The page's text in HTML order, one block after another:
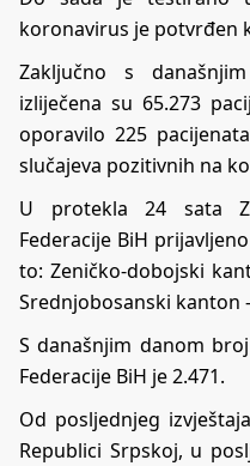
koronavirus je potvrđen
Zaključno s
izliječena su 65.273
oporavilo 225
slučajeva pozitivnih na
U protekla 24 sata
Federacije BiH
to: Zeničko-dobojski
Srednjobosanski kanton
S današnjim danom
Federacije BiH je 2.471.
Od posljednjeg
Republici Srpskoj, u